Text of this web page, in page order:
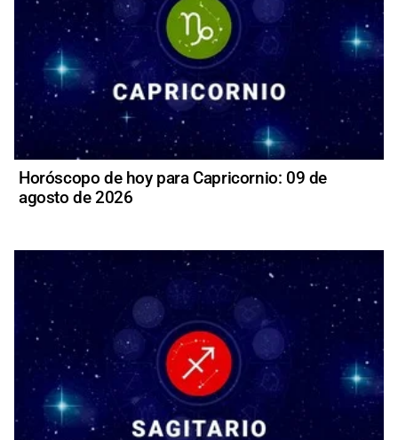
Horóscopo de hoy para Capricornio: 09 de
agosto de 2026